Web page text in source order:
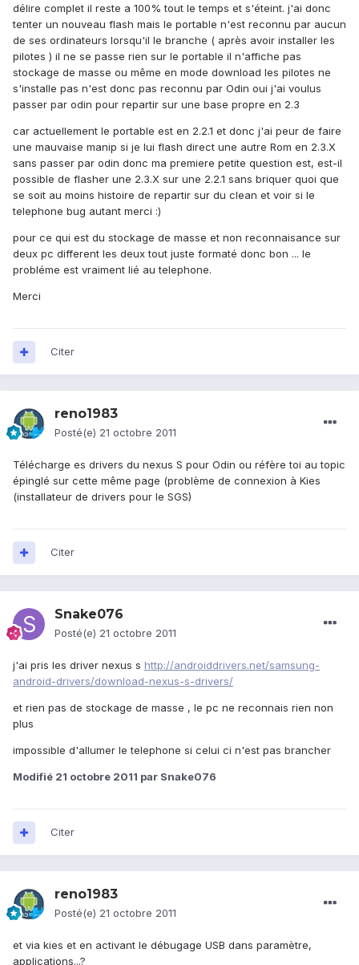
délire complet il reste a 100% tout le temps et s'éteint. j'ai donc
tenter un nouveau flash mais le portable n'est reconnu par aucun
de ses ordinateurs lorsqu'il le branche ( après avoir installer les
pilotes ) il ne se passe rien sur le portable il n'affiche pas
stockage de masse ou même en mode download les pilotes ne
s'installe pas n'est donc pas reconnu par Odin oui j'ai voulus
passer par odin pour repartir sur une base propre en 2.3
car actuellement le portable est en 2.2.1 et donc j'ai peur de faire
une mauvaise manip si je lui flash direct une autre Rom en 2.3.X
sans passer par odin donc ma premiere petite question est, est-il
possible de flasher une 2.3.X sur une 2.2.1 sans briquer quoi que
se soit au moins histoire de repartir sur du clean et voir si le
telephone bug autant merci :)
pour ce qui est du stockage de masse et non reconnaisance sur
deux pc different les deux tout juste formaté donc bon ... le
probléme est vraiment lié au telephone.
Merci
Citer
reno1983
Posté(e) 21 octobre 2011
Télécharge es drivers du nexus S pour Odin ou réfère toi au topic
épinglé sur cette même page (problème de connexion à Kies
(installateur de drivers pour le SGS)
Citer
Snake076
Posté(e) 21 octobre 2011
j'ai pris les driver nexus s http://androiddrivers.net/samsung-
android-drivers/download-nexus-s-drivers/
et rien pas de stockage de masse , le pc ne reconnais rien non
plus
impossible d'allumer le telephone si celui ci n'est pas brancher
Modifié 21 octobre 2011 par Snake076
Citer
reno1983
Posté(e) 21 octobre 2011
et via kies et en activant le débugage USB dans paramètre,
applications...?